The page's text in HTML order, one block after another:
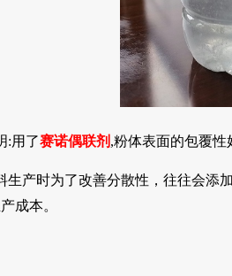
:用了赛诺偶联剂 ,粉体表面的包覆性
生产时为了改善分散性，往往会添
成本。